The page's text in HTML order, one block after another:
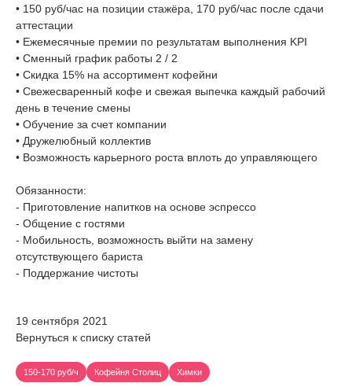
• 150 руб/час на позиции стажёра, 170 руб/час после сдачи
аттестации
• Ежемесячные премии по результатам выполнения KPI
• Сменный график работы 2 / 2
• Скидка 15% на ассортимент кофейни
• Свежесваренный кофе и свежая выпечка каждый рабочий
день в течение смены
• Обучение за счет компании
• Дружелюбный коллектив
• Возможность карьерного роста вплоть до управляющего
Обязанности:
- Приготовление напитков на основе эспрессо
- Общение с гостями
- Мобильность, возможность выйти на замену
отсутствующего бариста
- Поддержание чистоты
19 сентября 2021
Вернуться к списку статей
150-170 руб/ч Кофейня Столиц Химки